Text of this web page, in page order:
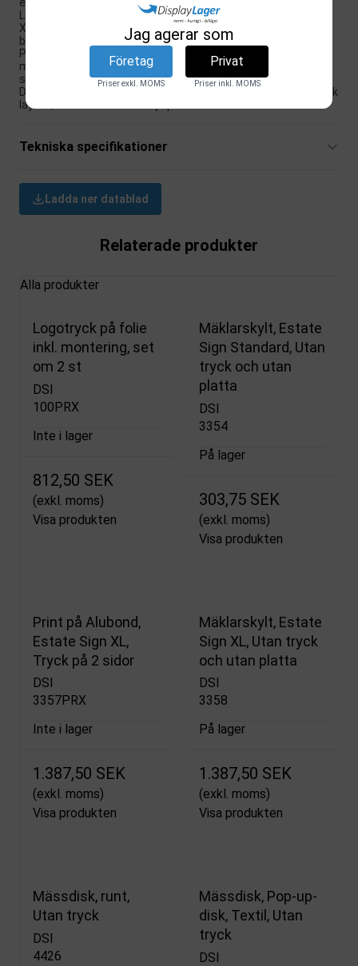
Lätt att montera: Plattan är lätt att skjuta in i spåren på din
XL-mäklarskylt. Spåren täcker 1,5 cm av plattan i toppen och
botten.
Perfekta mått: Med totalmått på 102,5 x 59,8 cm och synligt
mått på 102,5 x 56,8 cm är denna platta idealisk för en stor,
synlig skylt.
Design- och grafikhjälp tillgänglig: Behöver du hjälp med grafisk
layout, finns vi här för att hjälpa till - kontakta oss bara.
Tekniska specifikationer
Ladda ner datablad
Relaterade produkter
Alla produkter
Logotryck på folie
inkl. montering, set
om 2 st
DSI
100PRX
Inte i lager
812,50 SEK
(exkl. moms)
Visa produkten
Mäklarskylt, Estate
Sign Standard, Utan
tryck och utan
platta
DSI
3354
På lager
303,75 SEK
(exkl. moms)
Visa produkten
Print på Alubond,
Estate Sign XL,
Tryck på 2 sidor
DSI
3357PRX
Inte i lager
1.387,50 SEK
(exkl. moms)
Visa produkten
Mäklarskylt, Estate
Sign XL, Utan tryck
och utan platta
DSI
3358
På lager
1.387,50 SEK
(exkl. moms)
Visa produkten
Mässdisk, runt,
Utan tryck
DSI
4426
Mässdisk, Pop-up-
disk, Textil, Utan
tryck
DSI
Jag agerar som
Företag
Priser exkl. MOMS
Privat
Priser inkl. MOMS